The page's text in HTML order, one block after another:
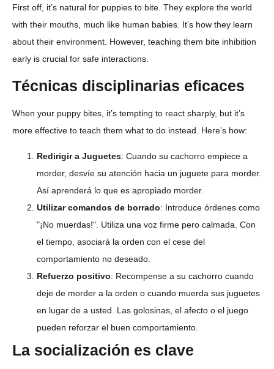
First off, it’s natural for puppies to bite. They explore the world
with their mouths, much like human babies. It’s how they learn
about their environment. However, teaching them bite inhibition
early is crucial for safe interactions.
Técnicas disciplinarias eficaces
When your puppy bites, it’s tempting to react sharply, but it’s
more effective to teach them what to do instead. Here’s how:
Redirigir a Juguetes: Cuando su cachorro empiece a
morder, desvíe su atención hacia un juguete para morder.
Así aprenderá lo que es apropiado morder.
Utilizar comandos de borrado: Introduce órdenes como
"¡No muerdas!". Utiliza una voz firme pero calmada. Con
el tiempo, asociará la orden con el cese del
comportamiento no deseado.
Refuerzo positivo: Recompense a su cachorro cuando
deje de morder a la orden o cuando muerda sus juguetes
en lugar de a usted. Las golosinas, el afecto o el juego
pueden reforzar el buen comportamiento.
La socialización es clave